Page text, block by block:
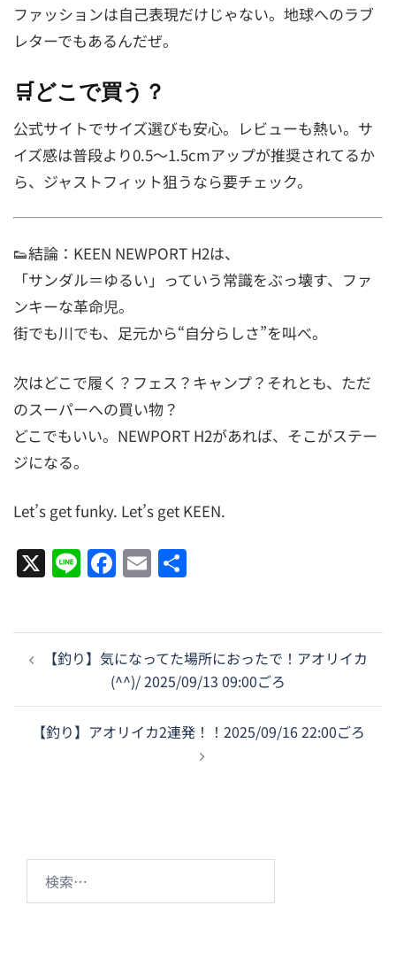
ファッションは自己表現だけじゃない。地球へのラブ
レターでもあるんだぜ。
🛒どこで買う？
公式サイトでサイズ選びも安心。レビューも熱い。サ
イズ感は普段より0.5〜1.5cmアップが推奨されてるか
ら、ジャストフィット狙うなら要チェック。
👟結論：KEEN NEWPORT H2は、
「サンダル＝ゆるい」っていう常識をぶっ壊す、ファ
ンキーな革命児。
街でも川でも、足元から“自分らしさ”を叫べ。
次はどこで履く？フェス？キャンプ？それとも、ただ
のスーパーへの買い物？
どこでもいい。NEWPORT H2があれば、そこがステー
ジになる。
Let’s get funky. Let’s get KEEN.
Line Facebook
Email
稿
【釣り】気になってた場所におったで！アオリイカ
(^^)/ 2025/09/13 09:00ごろ
【釣り】アオリイカ2連発！！2025/09/16 22:00ごろ